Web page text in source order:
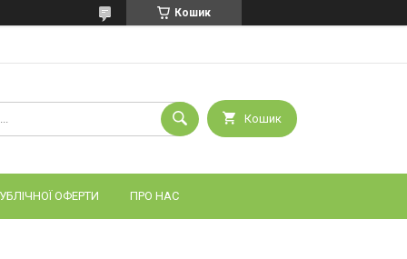
Кошик
Кошик
ОФЕРТИ ПРО НАС